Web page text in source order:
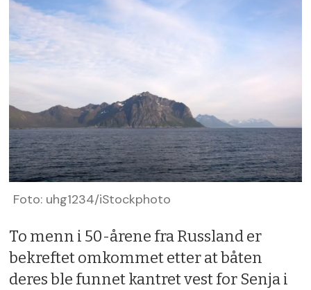
Foto: uhg1234/iStockphoto
To menn i 50-årene fra Russland er
bekreftet omkommet etter at båten
deres ble funnet kantret vest for Senja i